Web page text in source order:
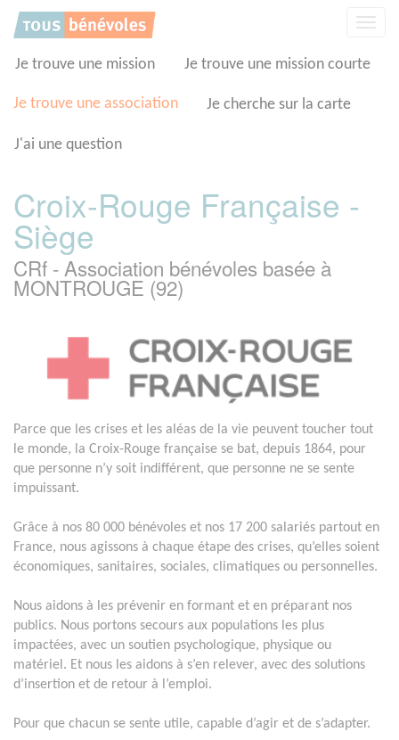
Je trouve une mission Je trouve une mission courte
Je trouve une association Je cherche sur la carte
J'ai une question
Croix-Rouge Française -
Siège
CRf - Association bénévoles basée à
MONTROUGE (92)
Parce que les crises et les aléas de la vie peuvent toucher tout
le monde, la Croix-Rouge française se bat, depuis 1864, pour
que personne n’y soit indifférent, que personne ne se sente
impuissant.
Grâce à nos 80 000 bénévoles et nos 17 200 salariés partout en
France, nous agissons à chaque étape des crises, qu’elles soient
économiques, sanitaires, sociales, climatiques ou personnelles.
Nous aidons à les prévenir en formant et en préparant nos
publics. Nous portons secours aux populations les plus
impactées, avec un soutien psychologique, physique ou
matériel. Et nous les aidons à s’en relever, avec des solutions
d’insertion et de retour à l’emploi.
Pour que chacun se sente utile, capable d’agir et de s’adapter.
Panneau de gestion des cookies